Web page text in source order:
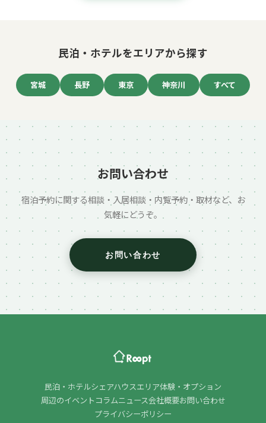
民泊・ホテルをエリアから探す
宮城 長野 東京 神奈川 すべて
お問い合わせ
宿泊予約に関する相談・入居相談・内覧予約・取材など、お
気軽にどうぞ。
お問い合わせ
民泊・ホテルシェアハウスエリア体験・オプション
周辺のイベント コラムニュース会社概要お問い合わせ
プライバシーポリシー